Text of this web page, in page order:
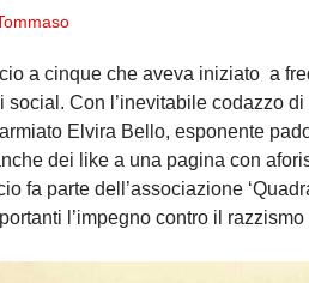
a cinque che aveva iniziato a
Con l’inevitabile codazzo
Elvira Bello, esponente
dei like a una pagina con
fa parte dell’associazione
l’impegno contro il